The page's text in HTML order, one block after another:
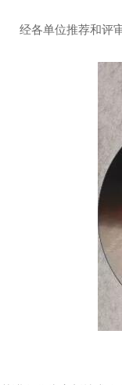
经各单位推荐和评审